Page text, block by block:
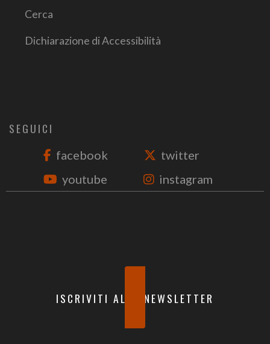
Cerca
Dichiarazione di Accessibilità
SEGUICI
facebook
twitter
youtube
instagram
ISCRIVITI ALLA NEWSLETTER